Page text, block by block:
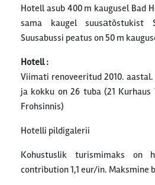
Hotell asub 400 m kaugusel Bad
sama kaugel suusаtõstukist
Suusabussi peatus on 50 m
Hotell :
Viimati renoveeritud 2010.
ja kokku on 26 tuba (21
Frohsinnis)
Hotelli pildigalerii
Kohustuslik turismimaks on
contribution 1,1 eur/in. Maksmine